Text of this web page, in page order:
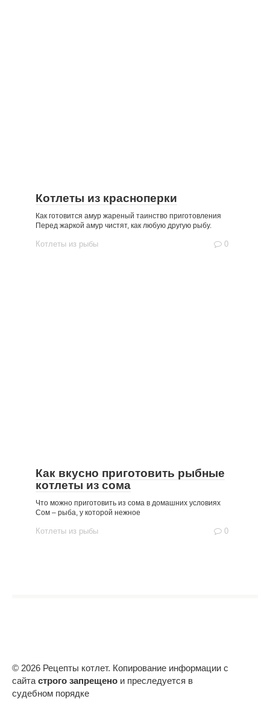
Котлеты из красноперки
Как готовится амур жареный таинство приготовления
Перед жаркой амур чистят, как любую другую рыбу.
Котлеты из рыбы 0
Как вкусно приготовить рыбные
котлеты из сома
Что можно приготовить из сома в домашних условиях
Сом – рыба, у которой нежное
Котлеты из рыбы 0
© 2026 Рецепты котлет. Копирование информации с
сайта строго запрещено и преследуется в
судебном порядке